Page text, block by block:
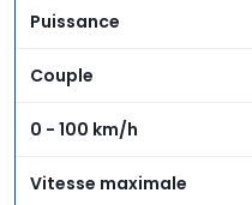
Puissance
Couple
0 - 100 km/h
Vitesse maximale